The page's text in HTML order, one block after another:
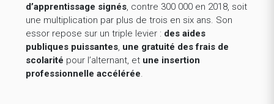
d’apprentissage signés, contre 300 000 en 2018, soit
une multiplication par plus de trois en six ans. Son
essor repose sur un triple levier : des aides
publiques puissantes, une gratuité des frais de
scolarité pour l’alternant, et une insertion
professionnelle accélérée.